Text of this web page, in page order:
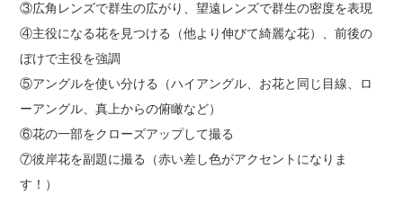
③広角レンズで群生の広がり、望遠レンズで群生の密度を表現
④主役になる花を見つける（他より伸びて綺麗な花）、前後の
ぼけで主役を強調
⑤アングルを使い分ける（ハイアングル、お花と同じ目線、ロ
ーアングル、真上からの俯瞰など）
⑥花の一部をクローズアップして撮る
⑦彼岸花を副題に撮る（赤い差し色がアクセントになりま
す！）